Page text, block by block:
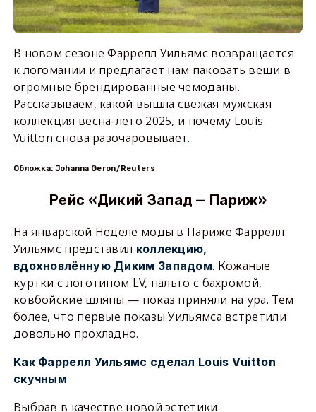
В новом сезоне Фаррелл Уильямс возвращается
к логомании и предлагает нам паковать вещи в
огромные брендированные чемоданы.
Рассказываем, какой вышла свежая мужская
коллекция весна-лето 2025, и почему Louis
Vuitton снова разочаровывает.
Обложка: Johanna Geron/Reuters
Рейс «Дикий Запад — Париж»
На январской Неделе моды в Париже Фаррелл
Уильямс представил коллекцию,
вдохновлённую Диким Западом. Кожаные
куртки с логотипом LV, пальто с бахромой,
ковбойские шляпы — показ приняли на ура. Тем
более, что первые показы Уильямса встретили
довольно прохладно.
Как Фаррелл Уильямс сделал Louis Vuitton
скучным
Выбрав в качестве новой эстетики